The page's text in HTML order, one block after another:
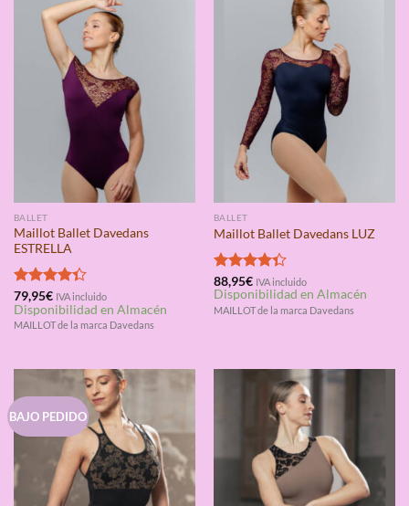
BALLET
Maillot Ballet Davedans
ESTRELLA
Valorado
con4.33
de 5
79,95€ IVA incluido
Disponibilidad en Almacén
MAILLOT de la marca Davedans
BALLET
Maillot Ballet Davedans LUZ
Valorado
con4.33
de 5
88,95€ IVA incluido
Disponibilidad en Almacén
MAILLOT de la marca Davedans
BAJO PEDIDO